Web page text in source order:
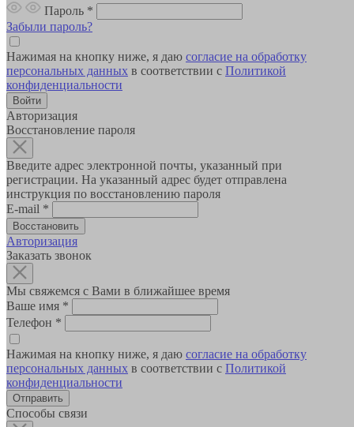
Пароль *
Забыли пароль?
Нажимая на кнопку ниже, я даю согласие на обработку
персональных данных в соответствии с Политикой
конфиденциальности
Авторизация
Восстановление пароля
Введите адрес электронной почты, указанный при
регистрации. На указанный адрес будет отправлена
инструкция по восстановлению пароля
E-mail *
Авторизация
Заказать звонок
Мы свяжемся с Вами в ближайшее время
Ваше имя *
Телефон *
Нажимая на кнопку ниже, я даю согласие на обработку
персональных данных в соответствии с Политикой
конфиденциальности
Способы связи